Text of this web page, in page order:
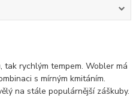
tak rychlým tempem. Wobler má
s mírným kmitáním.
na stále populárnější záškuby.